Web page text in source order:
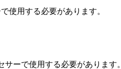
使用する必要があります。
ーで使用する必要があります。